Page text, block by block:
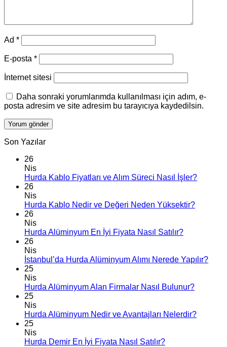
Ad *
E-posta *
İnternet sitesi
Daha sonraki yorumlarımda kullanılması için adım, e-
posta adresim ve site adresim bu tarayıcıya kaydedilsin.
Son Yazılar
26
Nis
Hurda Kablo Fiyatları ve Alım Süreci Nasıl İşler?
26
Nis
Hurda Kablo Nedir ve Değeri Neden Yüksektir?
26
Nis
Hurda Alüminyum En İyi Fiyata Nasıl Satılır?
26
Nis
İstanbul’da Hurda Alüminyum Alımı Nerede Yapılır?
25
Nis
Hurda Alüminyum Alan Firmalar Nasıl Bulunur?
25
Nis
Hurda Alüminyum Nedir ve Avantajları Nelerdir?
25
Nis
Hurda Demir En İyi Fiyata Nasıl Satılır?